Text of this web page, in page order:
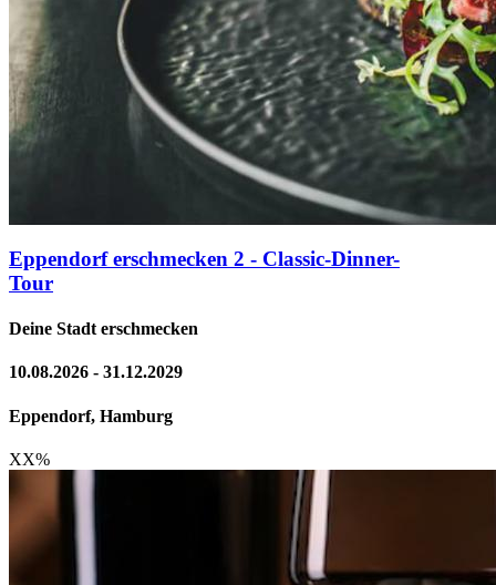
Eppendorf erschmecken 2 - Classic-Dinner-
Tour
Deine Stadt erschmecken
10.08.2026 - 31.12.2029
Eppendorf, Hamburg
XX%